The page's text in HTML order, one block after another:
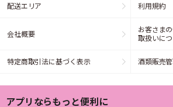
配送エリア 利用規約
会社概要
お客さま
取扱いに
特定商取引法に基づく表示 酒類販売
アプリならもっと便利に